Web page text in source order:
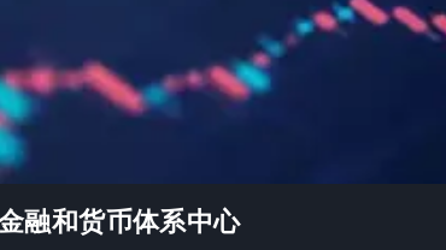
融和货币体系中心